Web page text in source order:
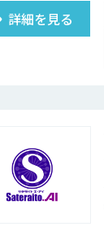
詳細を見る